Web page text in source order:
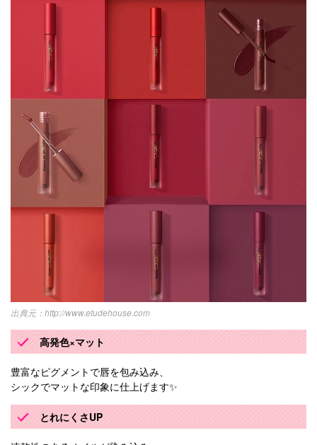
http://www.etudehouse.com
高発色×マット
豊富なピグメントで唇を包み込み、
シックでマットな印象に仕上げます✨
とれにくさUP